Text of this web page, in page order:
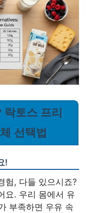
토스 프리
선택법
!
험, 다들 있으시죠?
요. 우리 몸에서 유
부족하면 우유 속